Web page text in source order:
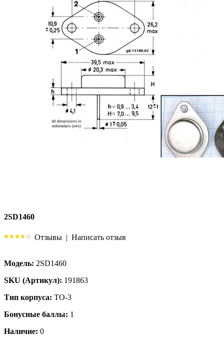
2SD1460
Отзывы | Написать отзыв
Модель: 2SD1460
SKU (Артикул): 191863
Тип корпуса: TO-3
Бонусные баллы: 1
Наличие: 0